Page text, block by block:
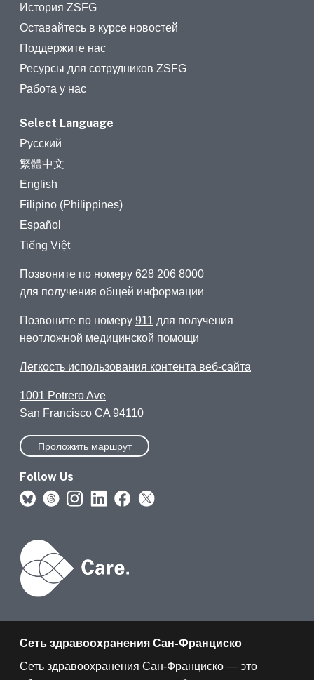
История ZSFG
Оставайтесь в курсе новостей
Поддержите нас
Ресурсы для сотрудников ZSFG
Работа у нас
Select Language
Русский
繁體中文
English
Filipino (Philippines)
Español
Tiếng Việt
Позвоните по номеру 628 206 8000
для получения общей информации
Позвоните по номеру 911 для получения
неотложной медицинской помощи
Легкость использования контента веб-сайта
1001 Potrero Ave
San Francisco CA 94110
Проложить маршрут
Follow Us
Сеть здравоохранения Сан-Франциско
Сеть здравоохранения Сан-Франциско — это